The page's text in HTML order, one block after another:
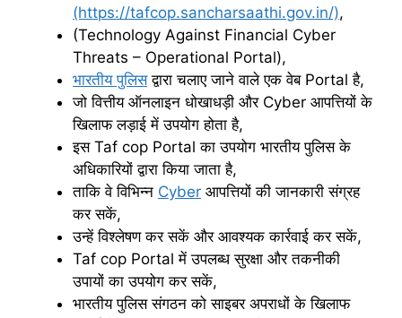
(https://tafcop.sancharsaathi.gov.in/),
(Technology Against Financial Cyber
Threats – Operational Portal),
भारतीय पुलिसद्वारा चलाए जाने वाले एक वेब Portal है,
जो वित्तीय ऑनलाइन धोखाधड़ी और Cyber आपत्तियों के
खिलाफ लड़ाई में उपयोग होता है,
इस Taf cop Portal का उपयोग भारतीय पुलिस के
अधिकारियों द्वारा किया जाता है,
ताकि वे विभिन्न Cyber आपत्तियों की जानकारी संग्रह
कर सकें,
उन्हें विश्लेषण कर सकें और आवश्यक कार्रवाई कर सकें,
Taf cop Portal में उपलब्ध सुरक्षा और तकनीकी
उपायों का उपयोग कर सकें,
भारतीय पुलिस संगठन को साइबर अपराधों के खिलाफ